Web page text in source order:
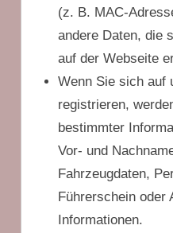
(z. B. MAC-
andere Daten, die
auf der Webseite
Wenn Sie sich auf
registrieren,
bestimmter
Vor- und
Fahrzeugdaten,
Führerschein oder
Informationen.